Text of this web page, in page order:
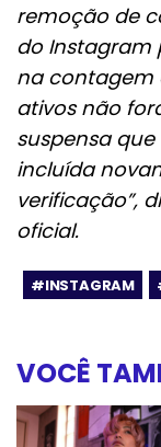
remoção de
do Instagram
na contagem
ativos não
suspensa
incluída
verificação”,
oficial.
#INSTAGRAM
VOCÊ